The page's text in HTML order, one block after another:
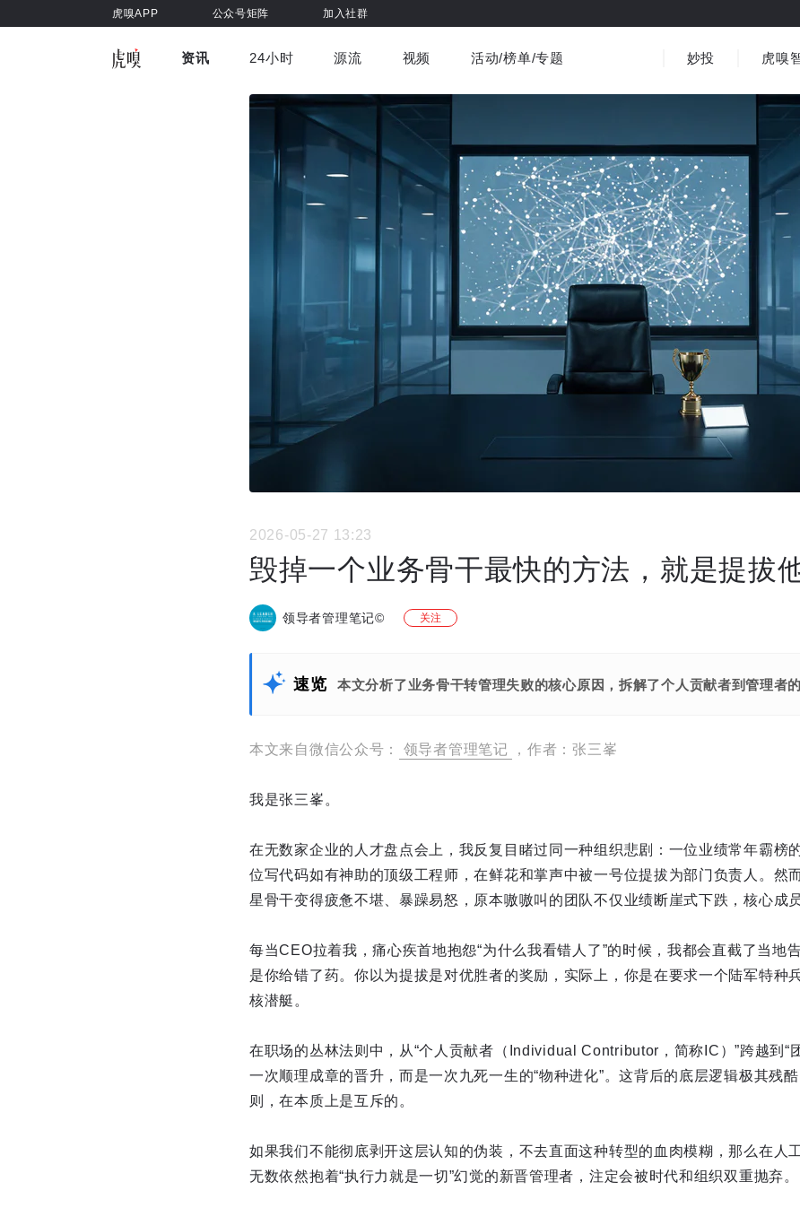
虎嗅APP 公众号矩阵 加入社群
资讯
车与出行 商业消费 社会文化 金融财经 出海
健康 书影音
24小时 源流 视频
虎嗅视界
活动/榜单/专题 妙投 虎嗅
2026-05-27 13:23
毁掉一个业务骨干最快的方法，就是提拔
领导者管理笔记© 关注
速览 本文分析了业务骨干转管理失败的核心原因，拆解了个人贡献者到管理者
本文来自微信公众号： 领导者管理笔记 ，作者：张三峯
我是张三峯。
在无数家企业的人才盘点会上，我反复目睹过同一种组织悲剧：一位业绩常年霸榜
位写代码如有神助的顶级工程师，在鲜花和掌声中被一号位提拔为部门负责人。然
星骨干变得疲惫不堪、暴躁易怒，原本嗷嗷叫的团队不仅业绩断崖式下跌，核心成
每当CEO拉着我，痛心疾首地抱怨“为什么我看错人了”的时候，我都会直截了当地
是你给错了药。你以为提拔是对优胜者的奖励，实际上，你是在要求一个陆军特种
核潜艇。
在职场的丛林法则中，从“个人贡献者（Individual Contributor，简称IC）”跨越到“
一次顺理成章的晋升，而是一次九死一生的“物种进化”。这背后的底层逻辑极其残
则，在本质上是互斥的。
如果我们不能彻底剥开这层认知的伪装，不去直面这种转型的血肉模糊，那么在人
无数依然抱着“执行力就是一切”幻觉的新晋管理者，注定会被时代和组织双重抛弃。